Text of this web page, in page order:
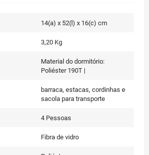
14(a) x 52(l) x 16(c) cm
3,20 Kg
Material do dormitório:
Poliéster 190T |
barraca, estacas, cordinhas e
sacola para transporte
4 Pessoas
Fibra de vidro